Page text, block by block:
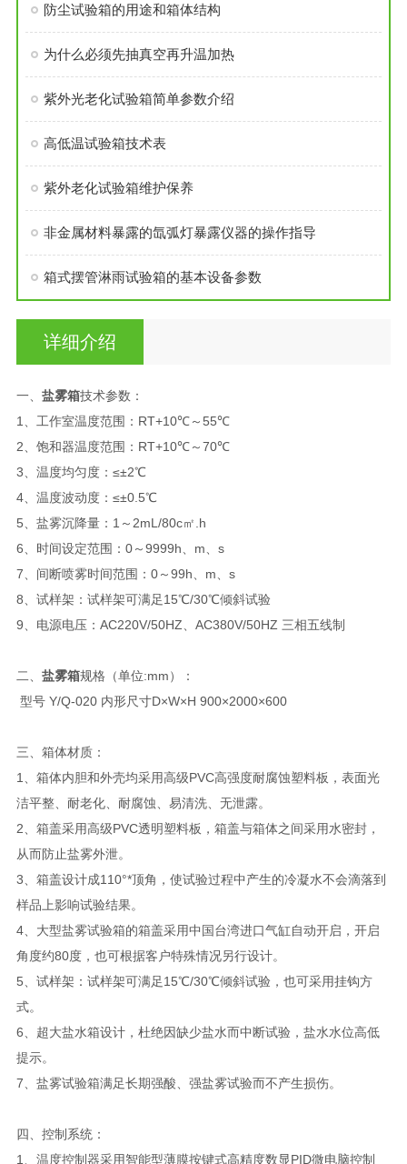
防尘试验箱的用途和箱体结构
为什么必须先抽真空再升温加热
紫外光老化试验箱简单参数介绍
高低温试验箱技术表
紫外老化试验箱维护保养
非金属材料暴露的氙弧灯暴露仪器的操作指导
箱式摆管淋雨试验箱的基本设备参数
详细介绍
一、 盐雾箱技术参数：
1、工作室温度范围：RT+10℃～55℃
2、饱和器温度范围：RT+10℃～70℃
3、温度均匀度：≤±2℃
4、温度波动度：≤±0.5℃
5、盐雾沉降量：1～2mL/80c㎡.h
6、时间设定范围：0～9999h、m、s
7、间断喷雾时间范围：0～99h、m、s
8、试样架：试样架可满足15℃/30℃倾斜试验
9、电源电压：AC220V/50HZ、AC380V/50HZ 三相五线制
二、 盐雾箱规格（单位:mm）：
型号 Y/Q-020 内形尺寸D×W×H 900×2000×600
三、箱体材质：
1、箱体内胆和外壳均采用高级PVC高强度耐腐蚀塑料板，表面光
洁平整、耐老化、耐腐蚀、易清洗、无泄露。
2、箱盖采用高级PVC透明塑料板，箱盖与箱体之间采用水密封，
从而防止盐雾外泄。
3、箱盖设计成110°*顶角，使试验过程中产生的冷凝水不会滴落到
样品上影响试验结果。
4、大型盐雾试验箱的箱盖采用中国台湾进口气缸自动开启，开启
角度约80度，也可根据客户特殊情况另行设计。
5、试样架：试样架可满足15℃/30℃倾斜试验，也可采用挂钩方
式。
6、超大盐水箱设计，杜绝因缺少盐水而中断试验，盐水水位高低
提示。
7、盐雾试验箱满足长期强酸、强盐雾试验而不产生损伤。
四、控制系统：
1、温度控制器采用智能型薄膜按键式高精度数显PID微电脑控制